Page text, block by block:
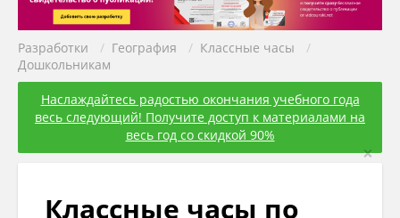
Разработки / География / Классные часы
/
Дошкольникам
Наслаждайтесь радостью окончания учебного года
весь следующий! Получите доступ к материалами на
весь год со скидкой 90%
×
Классные часы по